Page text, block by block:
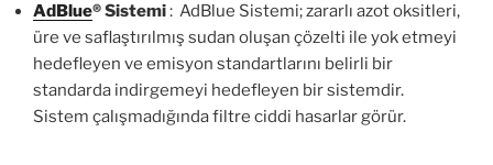
AdBlue®Sistemi: AdBlue Sistemi; zararlı azot oksitleri,
üre ve saflaştırılmış sudan oluşan çözelti ile yok etmeyi
hedefleyen ve emisyon standartlarını belirli bir
standarda indirgemeyi hedefleyen bir sistemdir.
Sistem çalışmadığında filtre ciddi hasarlar görür.